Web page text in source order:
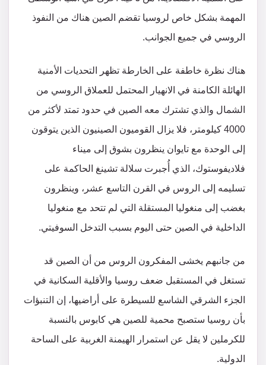
المهمة بشكل خاص لروسيا تقضم الصين هناك من النفوذ
الروسي في جميع الجوانب.
هناك نظرة خاطفة على الخارطة تظهر التحديات الأمنية
الهائلة الكامنة في الانهيار المحتمل للعملاق الروسي من
الشمال والذي تشترك معه الصين في حدود تمتد لأكثر من
4000 كيلومتر، فلا يزال القوميون الصينيون الذين يتوقون
إلى الوحدة مع تايوان ينظرون بشوق إلى ميناء
فلاديفوستوك، الذي أُجبرت سلالة تشينغ الحاكمة على
تسليمه إلى الروس في القرن التاسع عشر، وينظرون
بغضب إلى منغوليا المستقلة التي لم تتحد مع منغوليا
الداخلية في الصين حتى اليوم بسبب التدخل السوفيتي.
من جانبهم يخشى المفكرون الروس من أن الصين قد
تستغل في المستقبل ضعف روسيا والأقلية السكانية في
الجزء الشرقي الشاسع للسيطرة على أراضيها، إن التنبؤات
بأن روسيا ستصبح محمية للصين هي كابوس بالنسبة
للكرملين لا يقل عن استمرار الهيمنة الغربية على الساحة
الدولية.